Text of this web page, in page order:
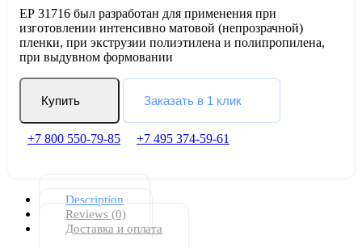
ЕР 31716 был разработан для применения при
изготовлении интенсивно матовой (непрозрачной)
пленки, при экструзии полиэтилена и полипропилена,
при выдувном формовании
Купить Заказать в 1 клик
+7 800 550-79-85 +7 495 374-59-61
Description
Reviews (0)
Доставка и оплата